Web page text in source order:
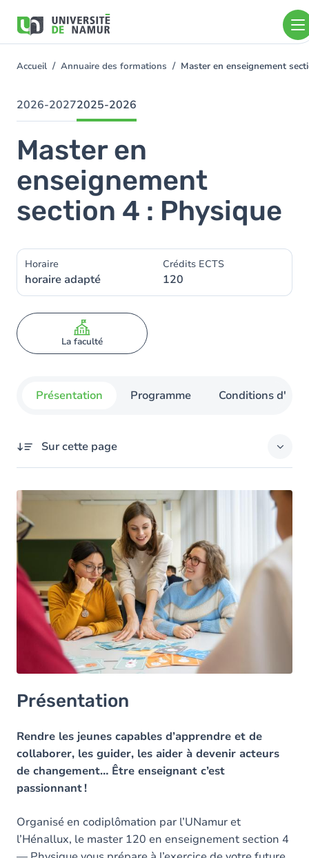
contenu
You
here
Accueil Annuaire des formations Master en enseignement
2026-20272025-2026
Master en
enseignement
section 4 : Physique
Horaire
horaire adapté
Crédits ECTS
120
La faculté
Présentation Programme Conditions
Sur cette page
Séance d'information
Le programme
Horaire des cours
Horaire des cours
Contacts
Contacts
Présentation
Rendre les jeunes capables d’apprendre et de
collaborer, les guider, les aider à devenir acteurs
de changement… Être enseignant c’est
passionnant !
Organisé en codiplômation par l’UNamur et
l’Hénallux, le master 120 en enseignement section 4